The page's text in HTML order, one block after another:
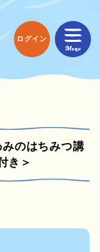
ログイン
のはちみつ講
き＞